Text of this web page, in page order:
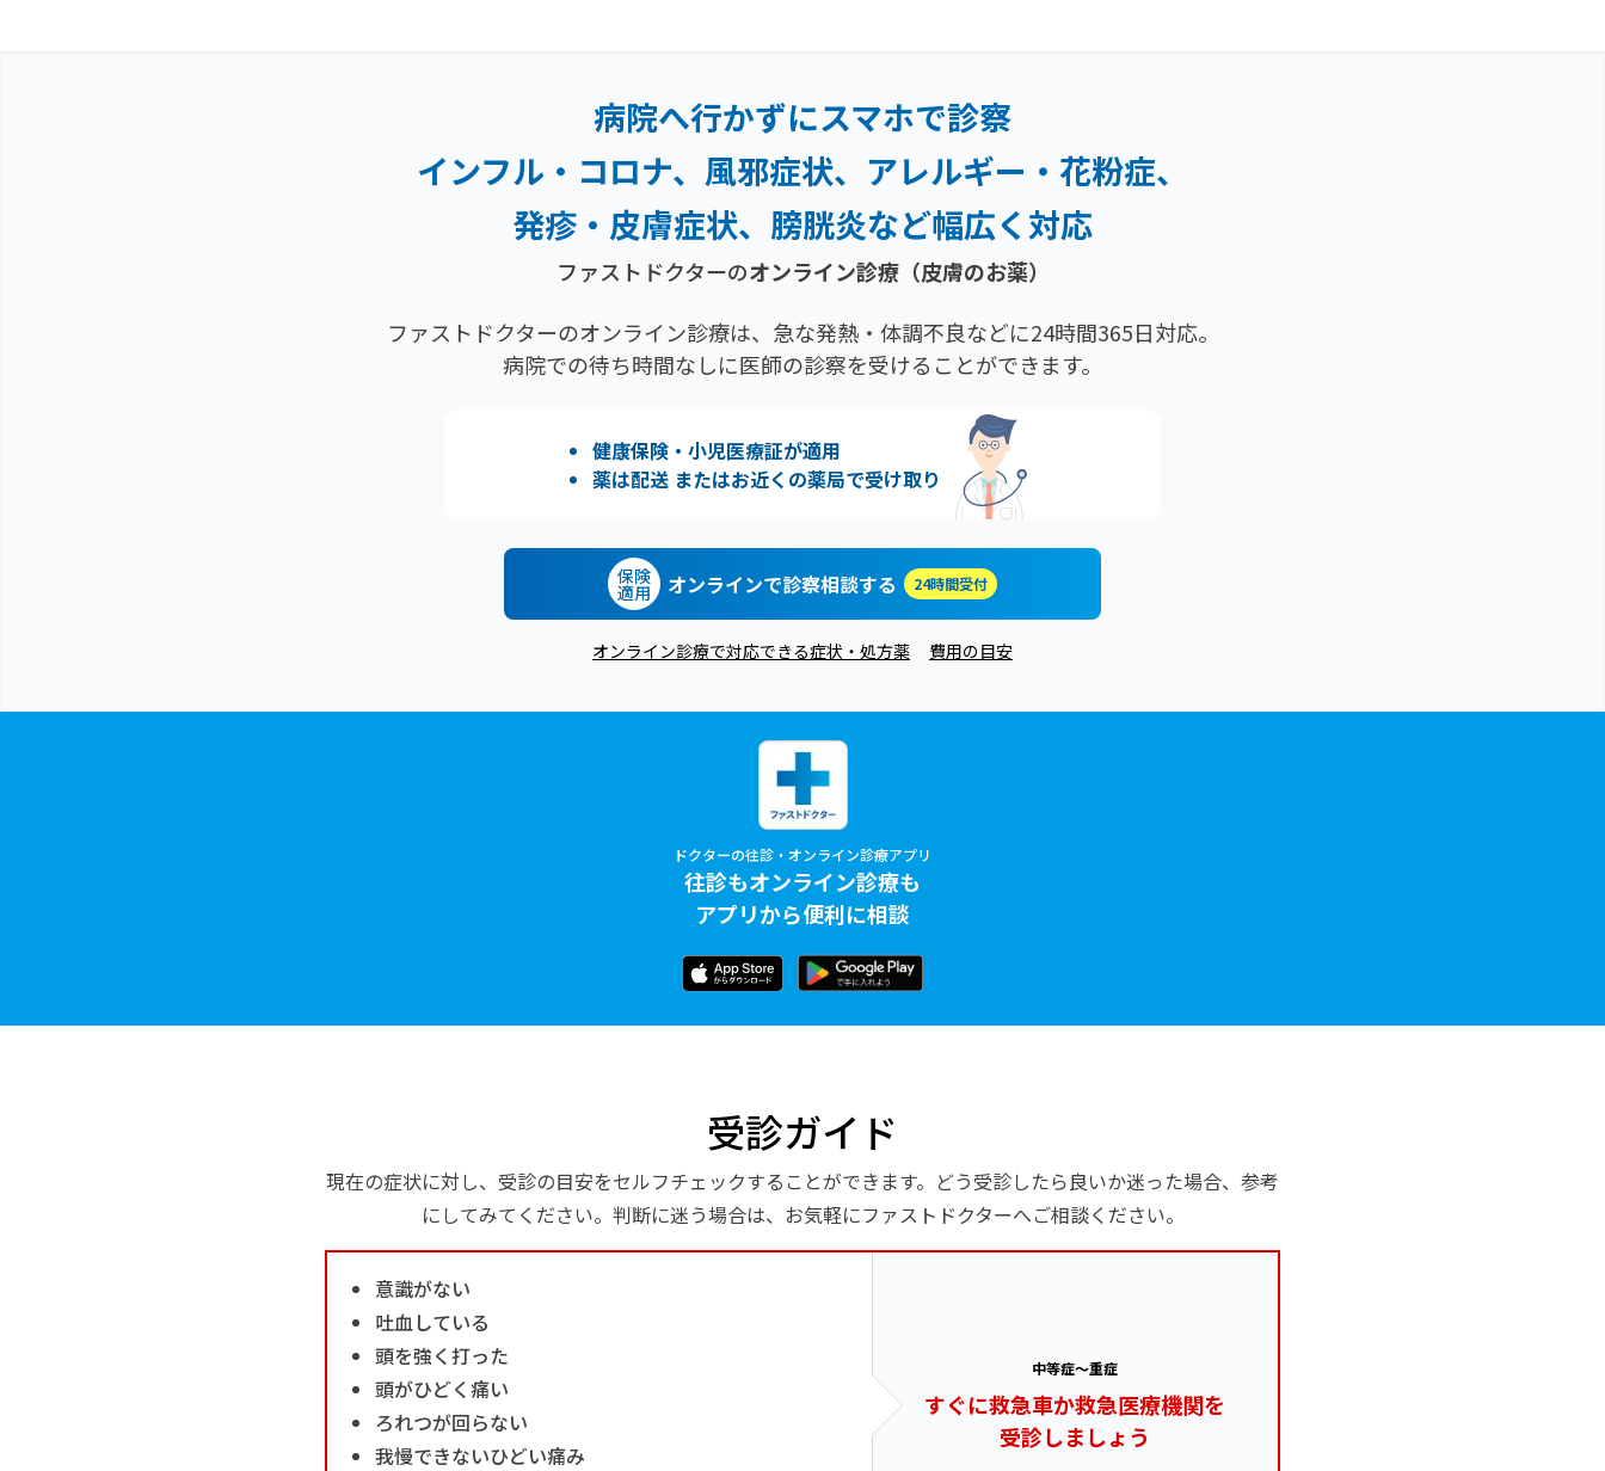
病院へ行かずにスマホで診察
インフル・コロナ、風邪症状、 アレルギー・花粉症、
発疹・ 皮膚症状、膀胱炎など幅広く対応
ファストドクターのオンライン診療（皮膚のお薬）
ファストドクターのオンライン診療は、急な発熱・体調不良などに24時間365日対応。
病院での待ち時間なしに医師の診察を受けることができます。
健康保険・小児医療証が適用
薬は配送 またはお近くの薬局で受け取り
保険
適用 オンラインで診察相談する 24時間受付
オンライン診療で対応できる症状・処方薬 費用の目安
ドクターの往診・オンライン診療アプリ
往診もオンライン診療も
アプリから便利に相談
受診ガイド
現在の症状に対し、受診の目安をセルフチェックすることができます。どう受診したら良いか迷った場合、参考
にしてみてください。判断に迷う場合は、お気軽にファストドクターへご相談ください。
意識がない
吐血している
頭を強く打った
頭がひどく痛い
ろれつが回らない
我慢できないひどい痛み
中等症～重症
すぐに救急車か救急医療機関を
受診しましょう